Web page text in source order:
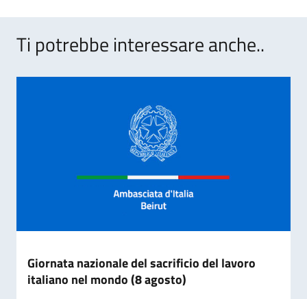
Ti potrebbe interessare anche..
Giornata nazionale del sacrificio del lavoro
italiano nel mondo (8 agosto)